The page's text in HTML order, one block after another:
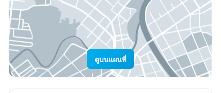
ดูบนแผนที่